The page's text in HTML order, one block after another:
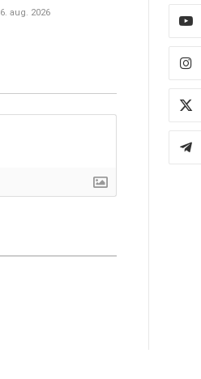
6. aug. 2026